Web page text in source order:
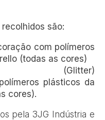
são:
com polímeros
(todas as cores)
(Glitter)
plásticos da
cores).
pela 3JG Indústria e